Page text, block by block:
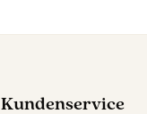
Kundenservice